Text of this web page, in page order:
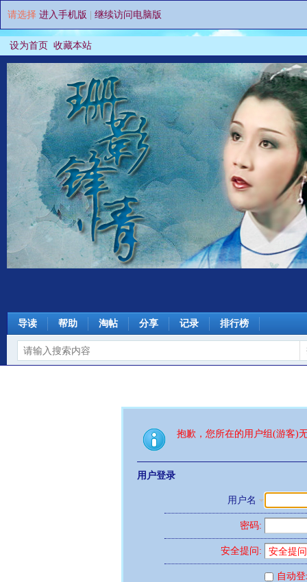
请选择 进入手机版 继续访问电脑版
设为首页 收藏本站
导读 帮助 淘帖 分享 记录 排行榜
抱歉，您所在的用户组(游客)
用户登录
用户名
密码:
安全提问:
自动